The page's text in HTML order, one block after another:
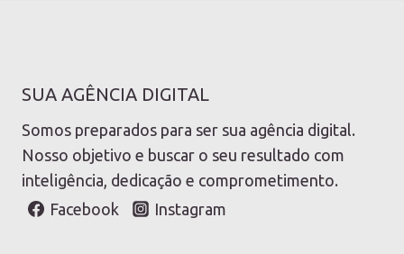
SUA AGÊNCIA DIGITAL
Somos preparados para ser sua agência digital.
Nosso objetivo e buscar o seu resultado com
inteligência, dedicação e comprometimento.
Facebook
Instagram